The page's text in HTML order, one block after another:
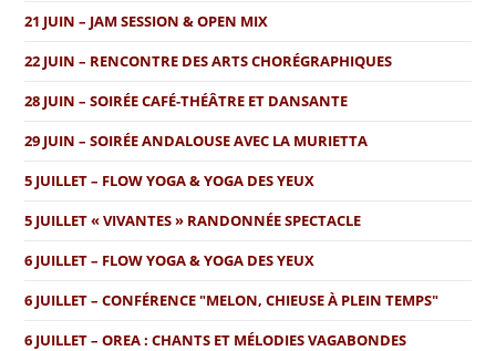
21 JUIN – JAM SESSION & OPEN MIX
22 JUIN – RENCONTRE DES ARTS CHORÉGRAPHIQUES
28 JUIN – SOIRÉE CAFÉ-THÉÂTRE ET DANSANTE
29 JUIN – SOIRÉE ANDALOUSE AVEC LA MURIETTA
5 JUILLET – FLOW YOGA & YOGA DES YEUX
5 JUILLET « VIVANTES » RANDONNÉE SPECTACLE
6 JUILLET – FLOW YOGA & YOGA DES YEUX
6 JUILLET – CONFÉRENCE "MELON, CHIEUSE À PLEIN TEMPS"
6 JUILLET – OREA : CHANTS ET MÉLODIES VAGABONDES